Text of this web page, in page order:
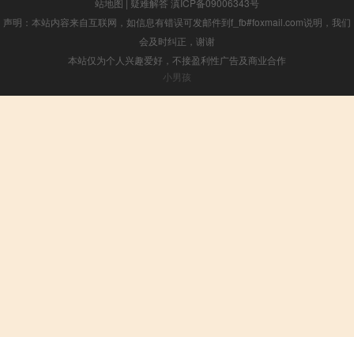
站地图 | 疑难解答 滇ICP备09006343号
声明：本站内容来自互联网，如信息有错误可发邮件到f_fb#foxmail.com说明，我们
会及时纠正，谢谢
本站仅为个人兴趣爱好，不接盈利性广告及商业合作
小男孩